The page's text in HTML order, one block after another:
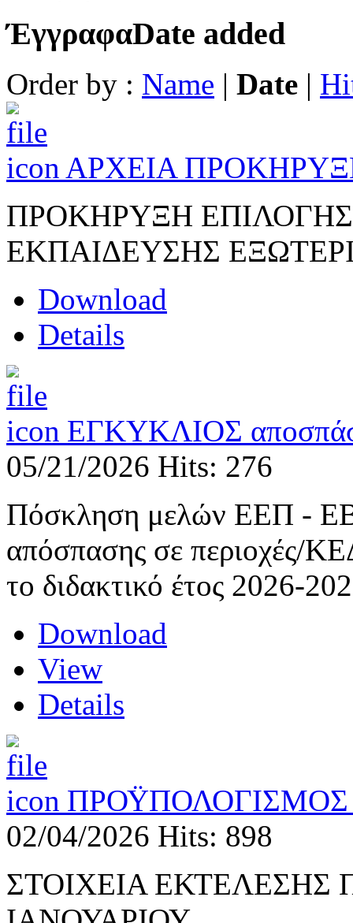
ΈγγραφαDate added
Order by : Name | Date |
ΑΡΧΕΙΑ
ΠΡΟΚΗΡΥΞΗ
ΕΚΠΑΙΔΕΥΣΗΣ
Download
Details
ΕΓΚΥΚΛΙΟΣ
05/21/2026 Hits: 276
Πόσκληση μελών ΕΕΠ -
απόσπασης σε
το διδακτικό έτος 2026-
Download
View
Details
ΠΡΟΫΠΟΛΟΓΙΣΜΟΣ
02/04/2026 Hits: 898
ΣΤΟΙΧΕΙΑ